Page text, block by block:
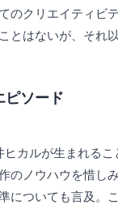
のクリエイティビ
とはないが、それ
ピソード
ヒカルが生まれる
のノウハウを惜し
についても言及。